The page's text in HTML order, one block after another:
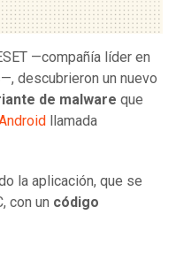
—compañía líder en
descubrieron un nuevo
de malware que
llamada
la aplicación, que se
con un código